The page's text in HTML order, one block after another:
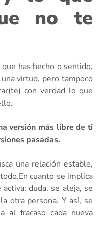
no te
has hecho o sentido,
virtud, pero tampoco
con verdad lo que
versión más libre de ti
pasadas.
una relación estable,
cuanto se implica
duda, se aleja, se
otra persona. Y así, se
al fracaso cada nueva